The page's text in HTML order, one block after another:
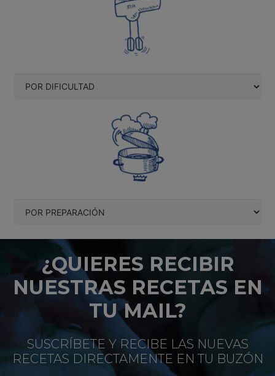
¿QUIERES RECIBIR
NUESTRAS RECETAS EN
TU MAIL?
SUSCRÍBETE Y RECIBE LAS NUEVAS
RECETAS DIRECTAMENTE EN TU BUZÓN